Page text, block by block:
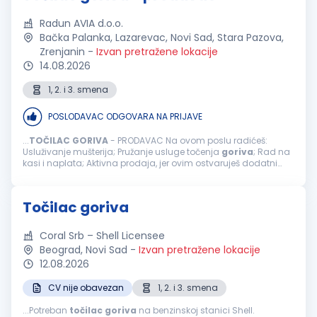
Radun AVIA d.o.o.
Bačka Palanka, Lazarevac, Novi Sad, Stara Pazova,
Zrenjanin - Izvan pretražene lokacije
14.08.2026
1, 2. i 3. smena
POSLODAVAC ODGOVARA NA PRIJAVE
...TOČILAC GORIVA- PRODAVAC Na ovom poslu radićeš:
Usluživanje mušterija; Pružanje usluge točenja goriva; Rad na
kasi i naplata; Aktivna prodaja, jer ovim ostvaruješ dodatni
Točilac goriva
Coral Srb – Shell Licensee
Beograd, Novi Sad - Izvan pretražene lokacije
12.08.2026
CV nije obavezan
1, 2. i 3. smena
...Potreban točilac goriva na benzinskoj stanici Shell.